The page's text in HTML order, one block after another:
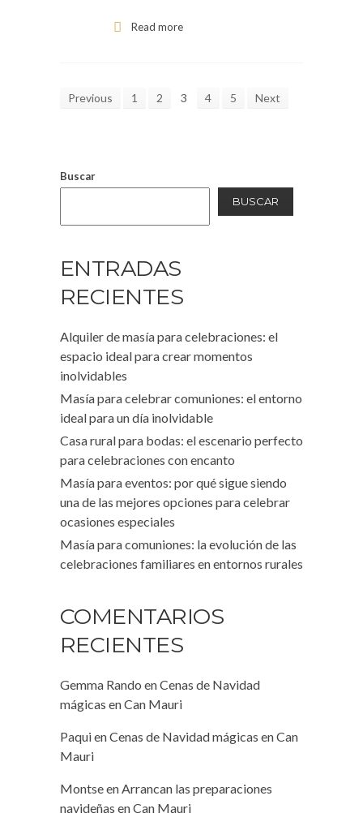
Read more
Previous 1 2 3 4 5 Next
Buscar
BUSCAR
ENTRADAS
RECIENTES
Alquiler de masía para celebraciones: el
espacio ideal para crear momentos
inolvidables
Masía para celebrar comuniones: el entorno
ideal para un día inolvidable
Casa rural para bodas: el escenario perfecto
para celebraciones con encanto
Masía para eventos: por qué sigue siendo
una de las mejores opciones para celebrar
ocasiones especiales
Masía para comuniones: la evolución de las
celebraciones familiares en entornos rurales
COMENTARIOS
RECIENTES
Gemma Rando enCenas de Navidad
mágicas en Can Mauri
PaquienCenas de Navidad mágicas en Can
Mauri
MontseenArrancan las preparaciones
navideñas en Can Mauri